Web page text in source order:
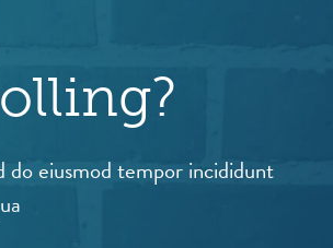
do eiusmod tempor incididunt